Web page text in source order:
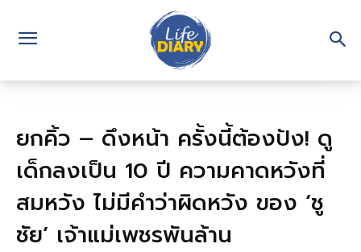
ยกคิ้ว – ดึงหน้า ครั้งนี้ต้องปัง! ดู
เด็กลงเป็น 10 ปี ความคาดหวังที่
สมหวัง ไม่มีคำว่าผิดหวัง ของ ‘ชู
ชัย’ เจ้าแม่เพชรพันล้าน